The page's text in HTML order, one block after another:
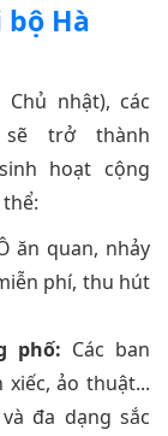
Hà
nhật), các
trở thành
hoạt cộng
ăn quan, nhảy
phí, thu hút
phố: Các ban
xiếc, ảo thuật...
đa dạng sắc